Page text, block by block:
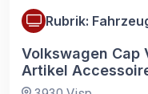
Rubrik:
Volkswagen Cap
Artikel